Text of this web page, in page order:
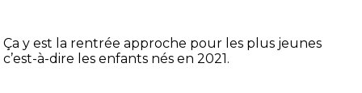
Ça y est la rentrée approche pour les plus jeunes
c’est-à-dire les enfants nés en 2021.